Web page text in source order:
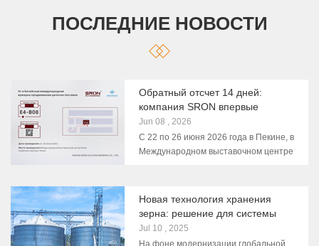
ПОСЛЕДНИЕ НОВОСТИ
Обратный отсчет 14 дней:
компания SRON впервые
примет участие в выставке
зеленой сельскохозяйственной
продукции в рамках 4-й
Jun 08 , 2026
С 22 по 26 июня 2026 года в Пекине, в
Международном выставочном центре
Engineering Co., Ltd. (SRON), мировой
эксперт по интеллектуальным
системам хранения и
Новая технология хранения
зерна: решение для системы
хранения стальных силосов
SRON емкостью 10 000 тонн
Jul 10 , 2025
На фоне модернизации глобальной